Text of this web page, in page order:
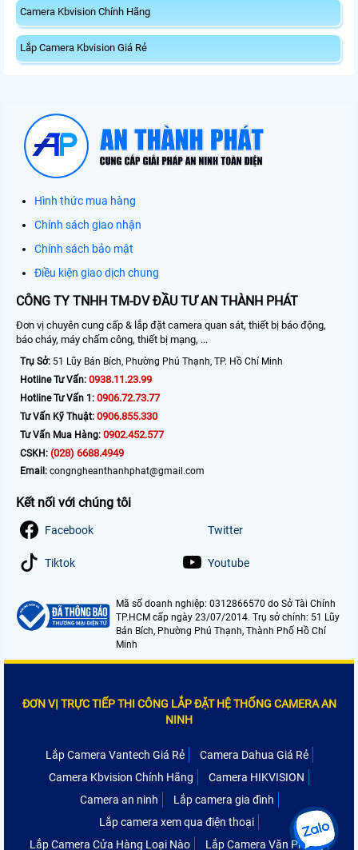
Camera Kbvision Chính Hãng
Lắp Camera Kbvision Giá Rẻ
Hình thức mua hàng
Chính sách giao nhận
Chính sách bảo mật
Điều kiện giao dịch chung
CÔNG TY TNHH TM-DV ĐẦU TƯ AN THÀNH PHÁT
Đơn vị chuyên cung cấp & lắp đặt camera quan sát, thiết bị báo động,
báo cháy, máy chấm công, thiết bị mạng, ...
Trụ Sở: 51 Lũy Bán Bích, Phường Phú Thạnh, TP. Hồ Chí Minh
Hotline Tư Vấn: 0938.11.23.99
Hotline Tư Vấn 1: 0906.72.73.77
Tư Vấn Kỹ Thuật: 0906.855.330
Tư Vấn Mua Hàng: 0902.452.577
CSKH: (028) 6688.4949
Email: congngheanthanhphat@gmail.com
Kết nối với chúng tôi
Facebook Twitter
Tiktok Youtube
Mã số doanh nghiệp: 0312866570 do Sở Tài Chính
TP.HCM cấp ngày 23/07/2014. Trụ sở chính: 51 Lũy
Bán Bích, Phường Phú Thạnh, Thành Phố Hồ Chí
Minh
ĐƠN VỊ TRỰC TIẾP THI CÔNG LẮP ĐẶT HỆ THỐNG CAMERA AN
NINH
Lắp Camera Vantech Giá Rẻ
Camera Dahua Giá Rẻ
Camera Kbvision Chính Hãng
Camera HIKVISION
Camera an ninh
Lắp camera gia đình
Lắp camera xem qua điện thoại
Lắp Camera Cửa Hàng Loại Nào
Lắp Camera Văn Phòng